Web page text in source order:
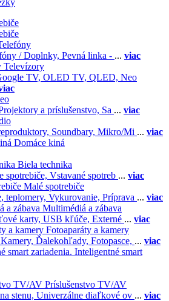
/ Doplnky, Pevná linka - ... viac
Televízory
TV, OLED TV, QLED, Neo
a príslušenstvo, Sa ... viac
Soundbary, Mikro/Mi ... viac
Domáce kiná
Biela technika
spotrebiče, Vstavané spotreb ... viac
Malé spotrebiče
teplomery, Vykurovanie, Príprava ... viac
Multimédiá a zábava
karty, USB kľúče, Externé ... viac
Fotoaparáty a kamery
Kamery, Ďalekohľady, Fotopasce, ... viac
Inteligentné smart
Príslušenstvo TV/AV
stenu, Univerzálne diaľkové ov ... viac